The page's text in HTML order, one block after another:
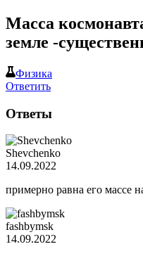
Масса
земле -
Физика
Ответить
Ответы
Shevchenko
14.09.2022
примерно равна его массе
fashbymsk
14.09.2022